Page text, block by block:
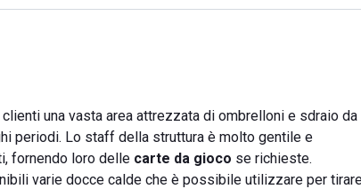
una vasta area attrezzata di ombrelloni e sdraio da
periodi. Lo staff della struttura è molto gentile e
fornendo loro delle carte da gioco se richieste.
varie docce calde che è possibile utilizzare per